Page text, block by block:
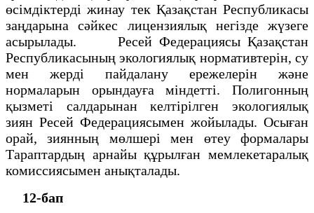
өсімдіктерді жинау тек Қазақстан Республикасы
заңдарына сәйкес лицензиялық негізде жүзеге
асырылады. Ресей Федерациясы Қазақстан
Республикасының экологиялық нормативтерін, су
мен жерді пайдалану ережелерін және
нормаларын орындауға міндетті. Полигонның
қызметі салдарынан келтірілген экологиялық
зиян Ресей Федерациясымен жойылады. Осыған
орай, зиянның мөлшері мен өтеу формалары
Тараптардың арнайы құрылған мемлекетаралық
комиссиясымен анықталады.
12-бап